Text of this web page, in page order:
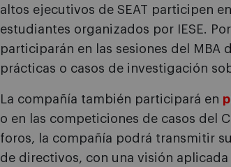
altos ejecutivos de SEAT participen
estudiantes organizados por IESE.
participarán en las sesiones del MBA
prácticas o casos de investigación
La compañía también participará en
o en las competiciones de casos del
foros, la compañía podrá transmitir
de directivos, con una visión